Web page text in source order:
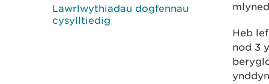
Lawrlwythiadau dogfennau
cysylltiedig
Heb
nod 3